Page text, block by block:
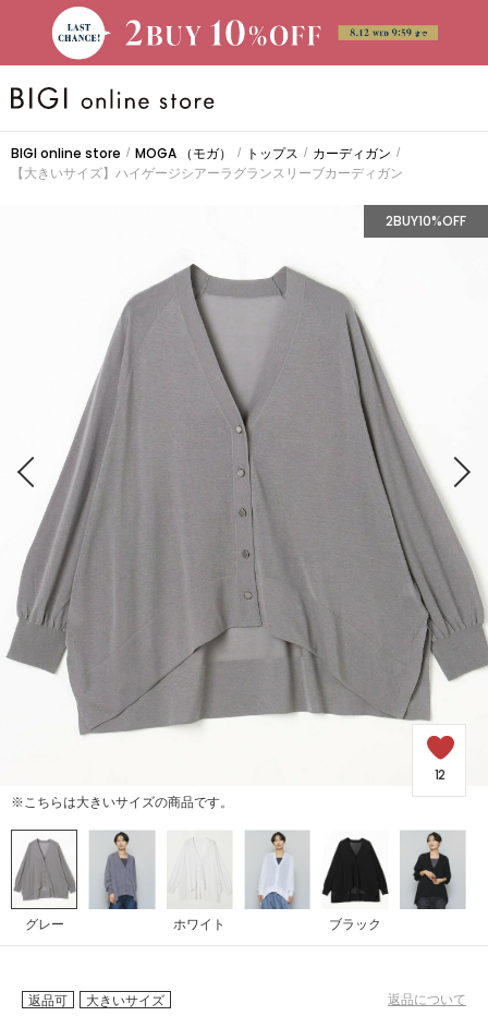
BRAND
大きいサイズ
PRE ORDER
SALE
COORDINATE
NEWS
JOURNAL
OUTLET
BIGI online store / MOGA （モガ） / トップス / カーディガン /
【大きいサイズ】ハイゲージシアーラグランスリーブカーディガン
2BUY10%OFF
12
※こちらは大きいサイズの商品です。
グレー ホワイト ブラック
返品可 大きいサイズ 返品について